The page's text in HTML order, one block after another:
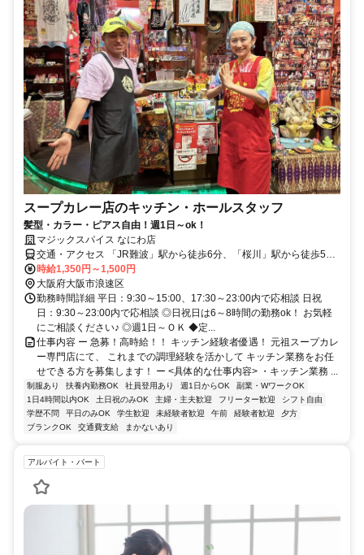
スープカレー店のキッチン・ホールスタッフ
髪型・カラー・ピアス自由！週1日～ok！
マジックスパイス なにわ店
交通・アクセス 「JR難波」駅から徒歩6分、「桜川」駅から徒歩5
分、地下鉄「なんば」駅から徒歩10分
時給1,350円～1,500円
大阪府大阪市浪速区
勤務時間詳細 平日：9:30～15:00、17:30～23:00内で応相談 日祝
日：9:30～23:00内で応相談 ◎日祝日は6～8時間の勤務ok！ お気軽
にご相談ください♪ ◎週1日～ＯＫ ◆定...
仕事内容 ー 急募！高時給！！ キッチン経験者優遇！ 元祖スープカレ
ー専門店にて、 これまでの調理経験を活かして キッチン業務をお任
せできる方を募集します！ ー <具体的な仕事内容> ・キッチン業務 ...
制服あり 扶養内勤務OK 社員登用あり 週1日からOK
副業・WワークOK
1日4時間以内OK
土日祝のみOK 主婦・主夫歓迎 フリーター歓迎
シフト自由
学歴不問
平日のみOK 学生歓迎 未経験者歓迎 午前 経験者歓迎
夕方
ブランクOK
交通費支給 まかないあり
アルバイト・パート